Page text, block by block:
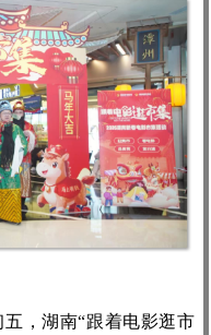
，湖南“跟着电影逛市